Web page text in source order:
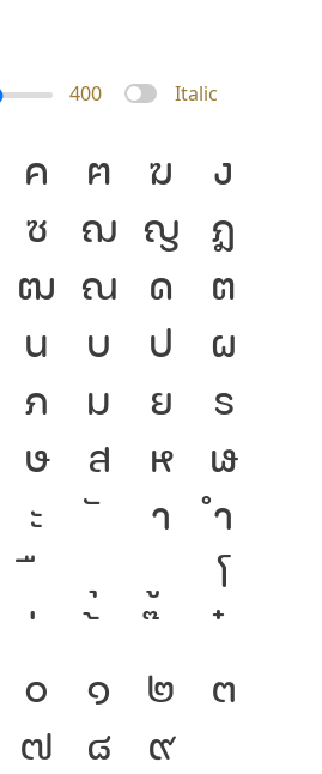
400 Italic
ค ฅ ฆ
ง
ซ ฌ ญ ฎ
ฒ ณ ด
ต
น บ ป
ผ
ภ ม ย
ร
ษ ส ห
ฬ
ะ า
ำ
โ
๐ ๑ ๒
๓
๗ ๘ ๙